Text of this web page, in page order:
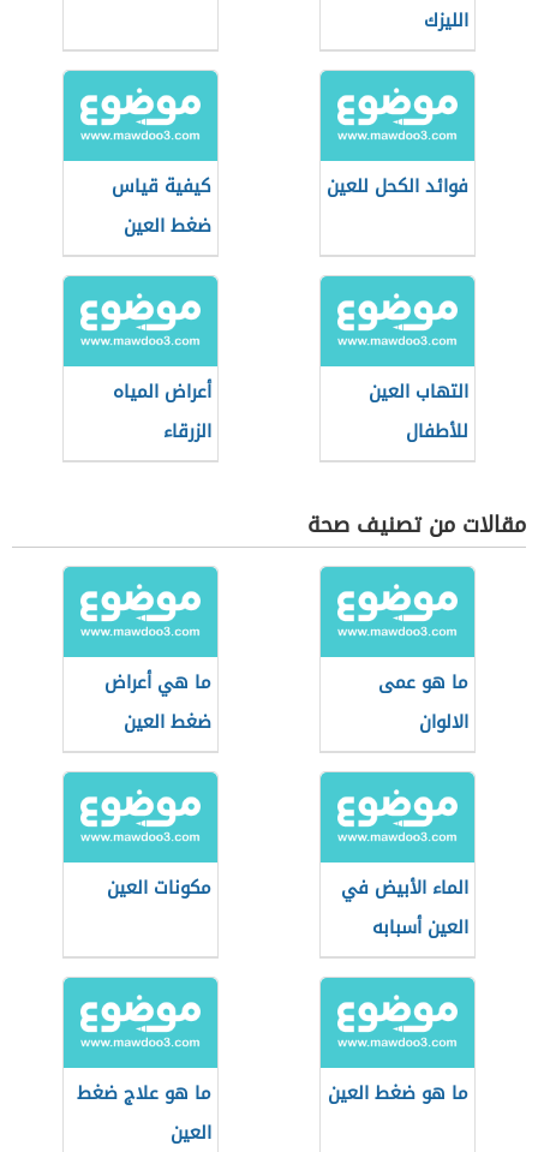
الليزك
فوائد الكحل للعين
كيفية قياس
ضغط العين
التهاب العين
للأطفال
أعراض المياه
الزرقاء
مقالات من تصنيف صحة
ما هو عمى
الالوان
ما هي أعراض
ضغط العين
الماء الأبيض في
العين أسبابه
وعلاجه
مكونات العين
ما هو ضغط العين
ما هو علاج ضغط
العين